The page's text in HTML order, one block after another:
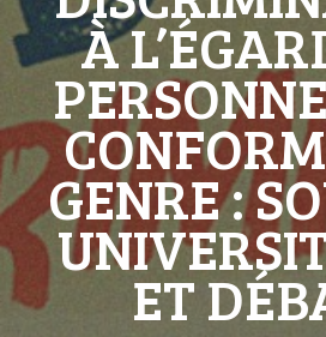
À
GENRE :
ET